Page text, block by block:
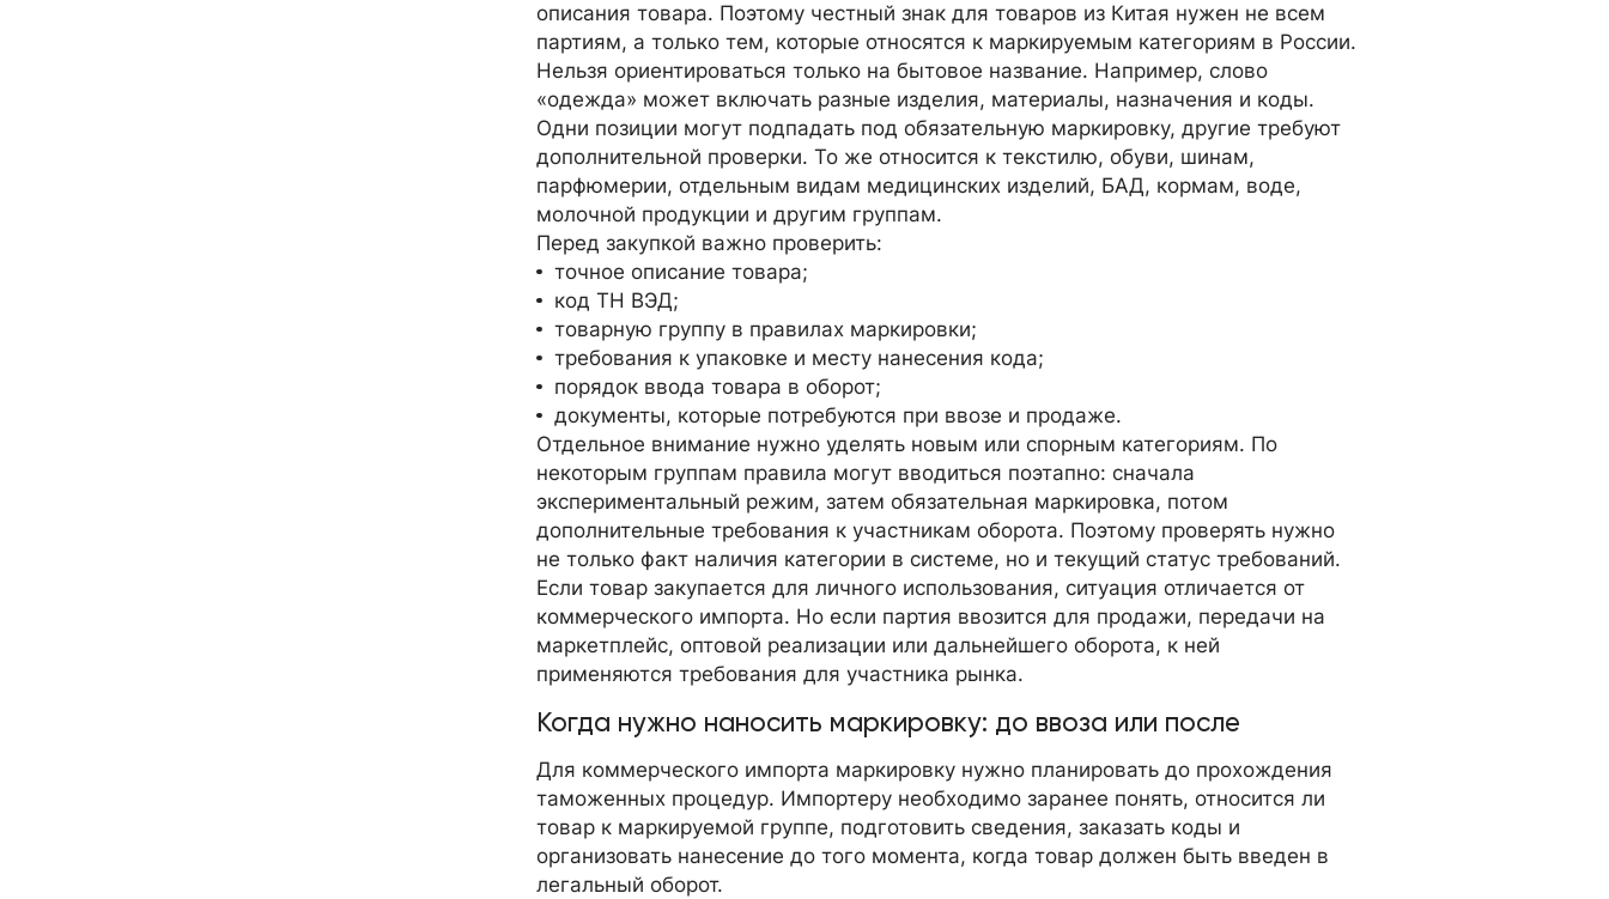
описания товара. Поэтому честный знак для товаров из Китая нужен не всем
партиям, а только тем, которые относятся к маркируемым категориям в России.
Нельзя ориентироваться только на бытовое название. Например, слово
«одежда» может включать разные изделия, материалы, назначения и коды.
Одни позиции могут подпадать под обязательную маркировку, другие требуют
дополнительной проверки. То же относится к текстилю, обуви, шинам,
парфюмерии, отдельным видам медицинских изделий, БАД, кормам, воде,
молочной продукции и другим группам.
Перед закупкой важно проверить:
точное описание товара;
код ТН ВЭД;
товарную группу в правилах маркировки;
требования к упаковке и месту нанесения кода;
порядок ввода товара в оборот;
документы, которые потребуются при ввозе и продаже.
Отдельное внимание нужно уделять новым или спорным категориям. По
некоторым группам правила могут вводиться поэтапно: сначала
экспериментальный режим, затем обязательная маркировка, потом
дополнительные требования к участникам оборота. Поэтому проверять нужно
не только факт наличия категории в системе, но и текущий статус требований.
Если товар закупается для личного использования, ситуация отличается от
коммерческого импорта. Но если партия ввозится для продажи, передачи на
маркетплейс, оптовой реализации или дальнейшего оборота, к ней
применяются требования для участника рынка.
Когда нужно наносить маркировку: до ввоза или после
Для коммерческого импорта маркировку нужно планировать до прохождения
таможенных процедур. Импортеру необходимо заранее понять, относится ли
товар к маркируемой группе, подготовить сведения, заказать коды и
организовать нанесение до того момента, когда товар должен быть введен в
легальный оборот.